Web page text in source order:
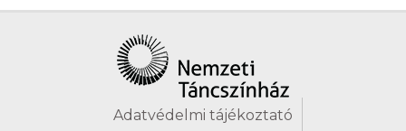
Adatvédelmi tájékoztató